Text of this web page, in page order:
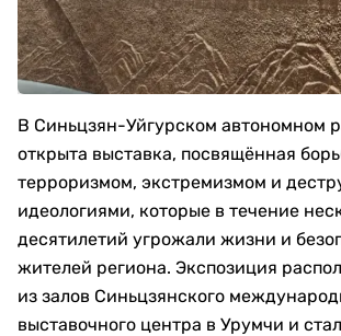
В Синьцзян-Уйгурском автономном
открыта выставка, посвящённая
терроризмом, экстремизмом и
идеологиями, которые в течение
десятилетий угрожали жизни и
жителей региона. Экспозиция
из залов Синьцзянского
выставочного центра в Урумчи и